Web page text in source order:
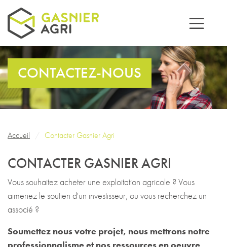
Aller au contenu principal
Fil d'Ariane
Accueil Contacter Gasnier Agri
CONTACTEZ-NOUS
CONTACTER GASNIER AGRI
Vous souhaitez acheter une exploitation agricole ? Vous
aimeriez le soutien d'un investisseur, ou vous recherchez un
associé ?
Soumettez nous votre projet, nous mettrons notre